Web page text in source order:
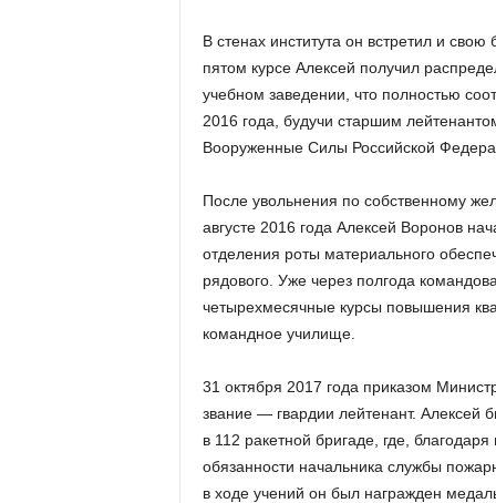
В стенах института он встретил и
пятом курсе Алексей получил
учебном заведении, что полностью
2016 года, будучи старшим
Вооруженные Силы Российской
После увольнения по собственному
августе 2016 года Алексей Воронов
отделения роты материального
рядового. Уже через полгода
четырехмесячные курсы повышения
командное училище.
31 октября 2017 года приказом
звание — гвардии лейтенант. Алексей
в 112 ракетной бригаде, где,
обязанности начальника службы
в ходе учений он был награжден